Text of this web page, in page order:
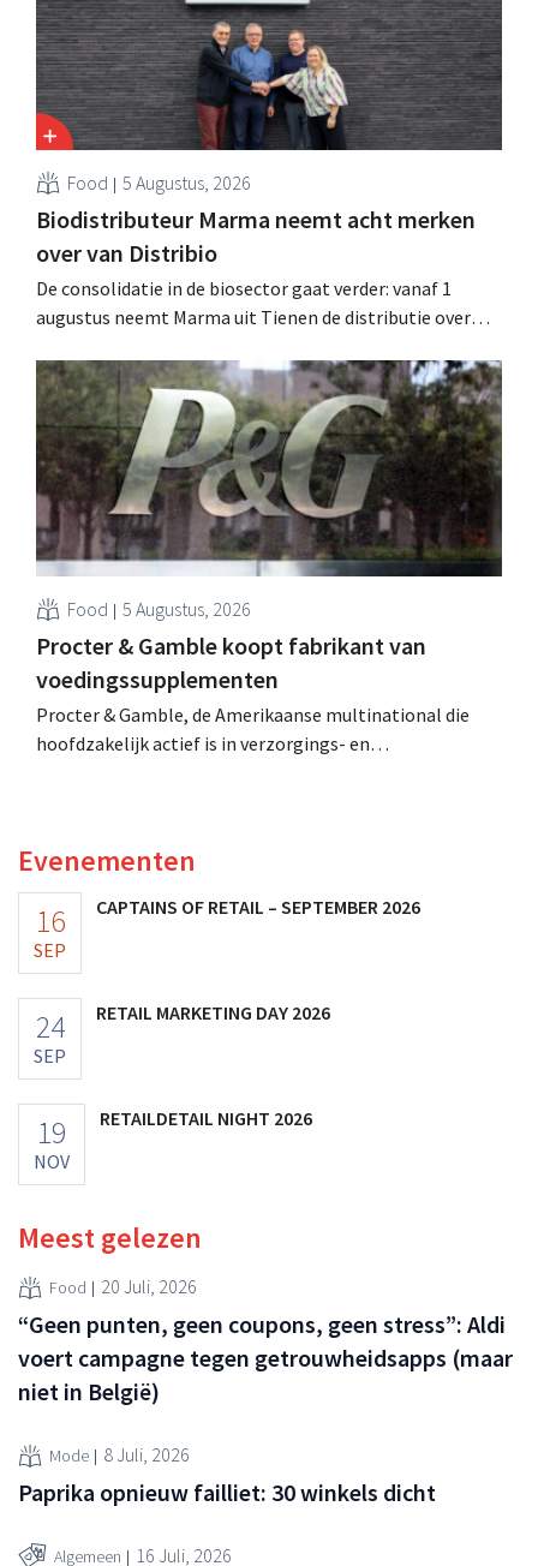
Food 5 Augustus, 2026
Biodistributeur Marma neemt acht merken
over van Distribio
De consolidatie in de biosector gaat verder: vanaf 1
augustus neemt Marma uit Tienen de distributie over
Beide bedrijven willen zich zo sterker op hun
kernactiviteiten concentreren.
Food 5 Augustus, 2026
Procter & Gamble koopt fabrikant van
voedingssupplementen
Procter & Gamble, de Amerikaanse multinational die
hoofdzakelijk actief is in verzorgings- en
Evenementen
16
SEP
CAPTAINS OF RETAIL – SEPTEMBER 2026
24
SEP
RETAIL MARKETING DAY 2026
19
NOV
RETAILDETAIL NIGHT 2026
Meest gelezen
Food 20 Juli, 2026
“Geen punten, geen coupons, geen stress”: Aldi
voert campagne tegen getrouwheidsapps (maar
niet in België)
Mode 8 Juli, 2026
Paprika opnieuw failliet: 30 winkels dicht
Algemeen 16 Juli, 2026